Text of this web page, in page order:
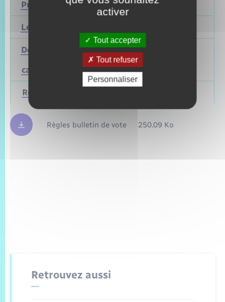
Présidentielle 2027
Législatives
Départementales
cantonales)
Mars 2028
Régionales
Règles bulletin de vote 250.09 Ko
Retrouvez aussi
activer
Tout accepter
Tout refuser
Personnaliser